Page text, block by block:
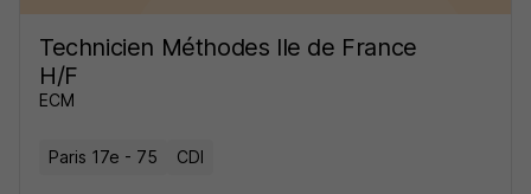
Technicien Méthodes Ile de France
H/F
ECM
Paris 17e - 75 CDI